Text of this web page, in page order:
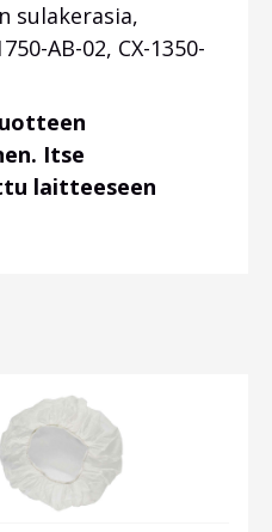
sulakerasia,
AB-02, CX-1350-
Itse
laitteeseen